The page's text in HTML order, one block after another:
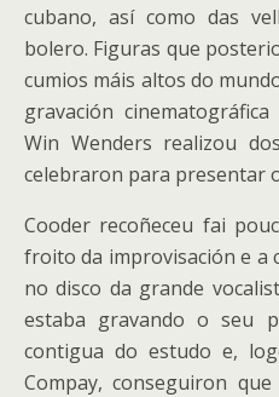
cubano, así como das
bolero. Figuras que
cumios máis altos do
gravación
Win Wenders realizou
celebraron para presentar
Cooder recoñeceu fai
froito da improvisación e a
no disco da grande
estaba gravando o seu
contigua do estudo e,
Compay, conseguiron